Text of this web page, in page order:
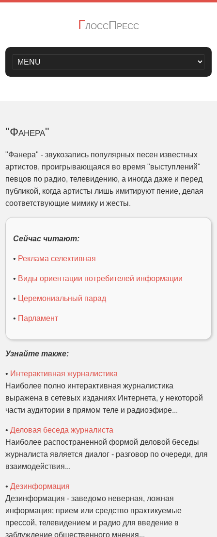
ГлоссПресс
"Фанера"
"Фанера" - звукозапись популярных песен известных
артистов, проигрывающаяся во время "выступлений"
певцов по радио, телевидению, а иногда даже и перед
публикой, когда артисты лишь имитируют пение, делая
соответствующие мимику и жесты.
Сейчас читают:
• Реклама селективная
• Виды ориентации потребителей информации
• Церемониальный парад
• Парламент
Узнайте также:
• Интерактивная журналистика
Наиболее полно интерактивная журналистика
выражена в сетевых изданиях Интернета, у некоторой
части аудитории в прямом теле и радиоэфире...
•Деловая беседа журналиста
Наиболее распостраненной формой деловой беседы
журналиста является диалог - разговор по очереди, для
взаимодействия...
•Дезинформация
Дезинформация - заведомо неверная, ложная
информация; прием или средство практикуемые
прессой, телевидением и радио для введение в
заблуждение общественного мнения...